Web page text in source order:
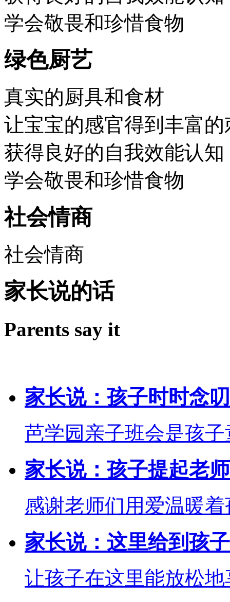
学会敬畏和珍惜食物
绿色厨艺
真实的厨具和食材
让宝宝的感官得到丰富的
获得良好的自我效能认知
学会敬畏和珍惜食物
社会情商
社会情商
家长说的话
Parents say it
家长说：孩子时时念
芭学园亲子班会是孩
家长说：孩子提起老
感谢老师们用爱温暖
家长说：这里给到孩
让孩子在这里能放松